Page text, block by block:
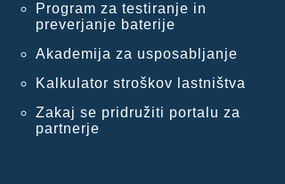
Program za testiranje in
preverjanje baterije
Akademija za usposabljanje
Kalkulator stroškov lastništva
Zakaj se pridružiti portalu za
partnerje